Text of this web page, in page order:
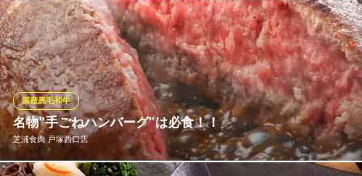
信頼できる和牛のプロフェッショナルたちが、 全国から選び抜い
たこだわりの美味しさをぜひご賞味あれ ●黒毛和牛カルビ (税込)9
79円
牛角 東戸塚店
焼肉
ＪＲ横須賀線東戸塚駅 徒歩4分
神奈川県横浜市戸塚区品濃町548-1 日栄ビル2F
名物"手ごねハンバーグ"は必食！！
芝浦食肉 戸塚西口店
国産黒毛和牛